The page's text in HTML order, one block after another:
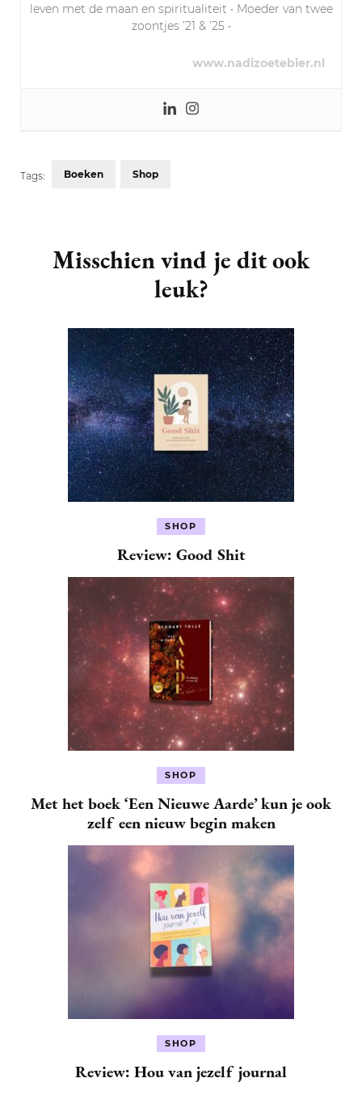
leven met de maan en spiritualiteit • Moeder van twee
zoontjes ’21 & ’25 •
www.nadizoetebier.nl
Tags: Boeken Shop
Navigation
Misschien vind je dit ook
leuk?
SHOP
Review: Good Shit
SHOP
Met het boek ‘Een Nieuwe Aarde’ kun je ook
zelf een nieuw begin maken
SHOP
Review: Hou van jezelf journal